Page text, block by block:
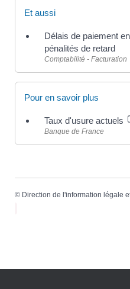
Et aussi
Délais de paiement
pénalités de retard
Comptabilité - Facturation
Pour en savoir plus
Taux d'usure actuels
Banque de France
© Direction de l'information légale